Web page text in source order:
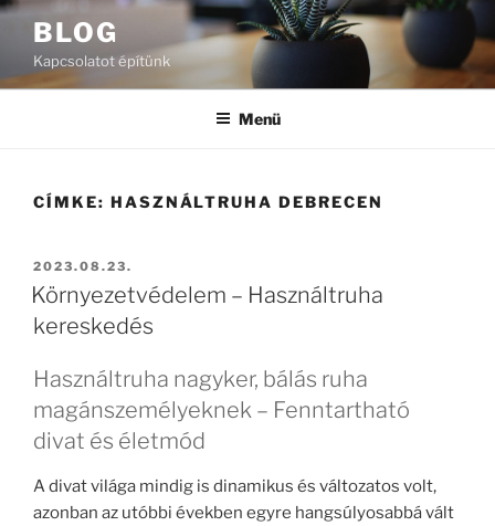
Tartalomhoz
BLOG
Kapcsolatot építünk
Menü
CÍMKE: HASZNÁLTRUHA DEBRECEN
BEKÜLDVE:
2023.08.23.
Környezetvédelem – Használtruha
kereskedés
Használtruha nagyker, bálás ruha
magánszemélyeknek – Fenntartható
divat és életmód
A divat világa mindig is dinamikus és változatos volt,
azonban az utóbbi években egyre hangsúlyosabbá vált